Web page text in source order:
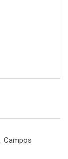
Campos